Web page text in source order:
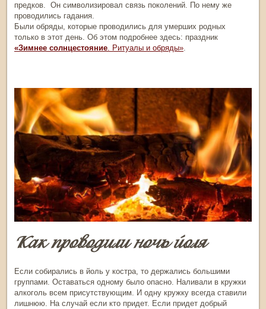
предков. Он символизировал связь поколений. По нему же
проводились гадания.
Были обряды, которые проводились для умерших родных
только в этот день. Об этом подробнее здесь: праздник
«Зимнее солнцестояние. Ритуалы и обряды».
Как проводили ночь йоля
Если собирались в йоль у костра, то держались большими
группами. Оставаться одному было опасно. Наливали в кружки
алкоголь всем присутствующим. И одну кружку всегда ставили
лишнюю. На случай если кто придет. Если придет добрый